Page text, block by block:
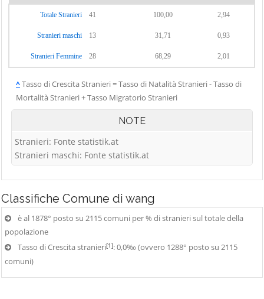
Totale Stranieri 41 100,00 2,94
Stranieri maschi 13 31,71 0,93
Stranieri Femmine 28 68,29 2,01
^Tasso di Crescita Stranieri = Tasso di Natalità Stranieri - Tasso di
Mortalità Stranieri + Tasso Migratorio Stranieri
NOTE
Stranieri: Fonte statistik.at
Stranieri maschi: Fonte statistik.at
Classifiche Comune di wang
è al 1878° posto su 2115 comuni per % di stranieri sul totale della
popolazione
Tasso di Crescita stranieri[1]: 0,0‰ (ovvero 1288° posto su 2115
comuni)